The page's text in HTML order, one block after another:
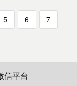
5 6 7
信平台